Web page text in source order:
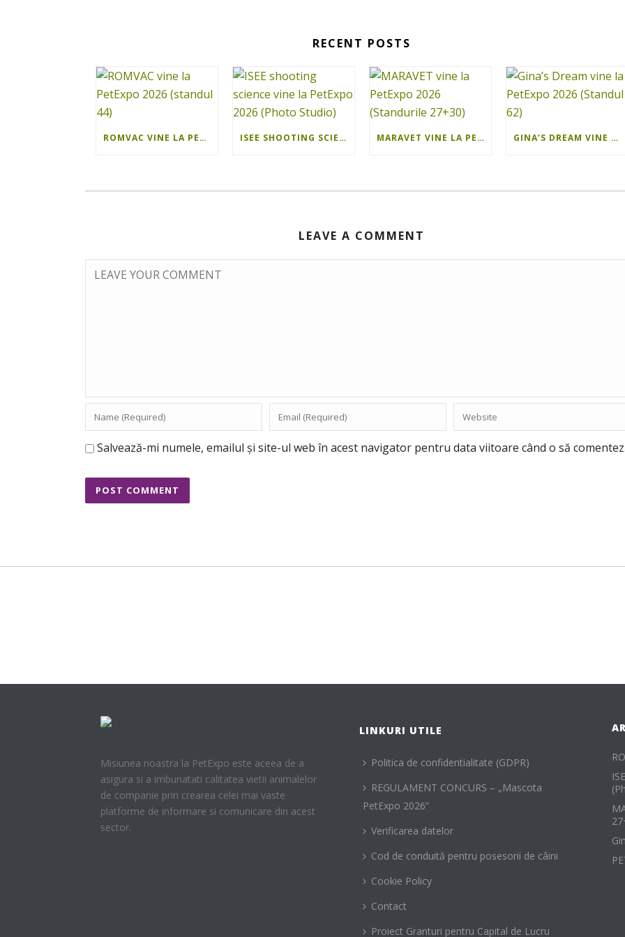
RECENT POSTS
ROMVAC VINE LA PETEXPO 2026 (STANDUL 44) ISEE SHOOTING SCIENCE VINE LA PETEXPO 2026 (PHOTO STUDIO) MARAVET VINE LA PETEXPO 2026 (STANDURILE 27+30) GINA’S DREAM VINE LA PETEXPO 2026 (STANDUL 62)
LEAVE A COMMENT
Salvează-mi numele, emailul și site-ul web în acest navigator pentru data viitoare când o să
Misiunea noastra la PetExpo este aceea de a
asigura si a imbunatati calitatea vietii animalelor
de companie prin crearea celei mai vaste
platforme de informare si comunicare din acest
sector.
LINKURI UTILE
Politica de confidentialitate (GDPR)
REGULAMENT CONCURS – „Mascota
PetExpo 2026”
Verificarea datelor
Cod de conduită pentru posesorii de câini
Cookie Policy
Contact
Proiect Granturi pentru Capital de Lucru